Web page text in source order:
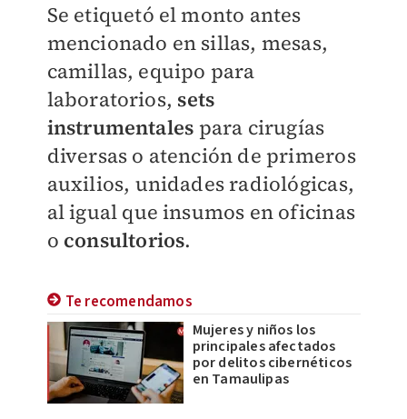
Se etiquetó el monto antes
mencionado en sillas, mesas,
camillas, equipo para
laboratorios, sets
instrumentales para cirugías
diversas o atención de primeros
auxilios, unidades radiológicas,
al igual que insumos en oficinas
o consultorios.
Te recomendamos
Mujeres y niños los
principales afectados
por delitos cibernéticos
en Tamaulipas